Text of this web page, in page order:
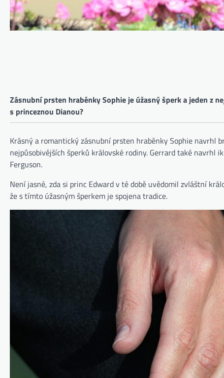
Zásnubní prsten hraběnky Sophie je úžasný šperk a jeden z
s princeznou Dianou?
Krásný a romantický zásnubní prsten hraběnky Sophie
nejpůsobivějších šperků královské rodiny. Gerrard také navrhl
Ferguson.
Není jasné, zda si princ Edward v té době uvědomil zvláštní
že s tímto úžasným šperkem je spojena tradice.